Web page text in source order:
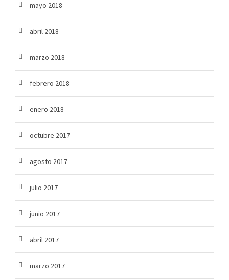
mayo 2018
abril 2018
marzo 2018
febrero 2018
enero 2018
octubre 2017
agosto 2017
julio 2017
junio 2017
abril 2017
marzo 2017